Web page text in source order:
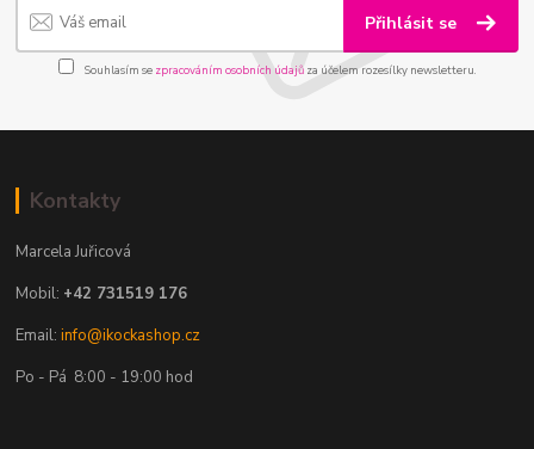
Přihlásit se
Souhlasím se zpracováním osobních údajůza účelem rozesílky newsletteru.
Kontakty
Marcela Juřicová
Mobil: +42 731519 176
Email:info@ikockashop.cz
Po - Pá 8:00 - 19:00 hod